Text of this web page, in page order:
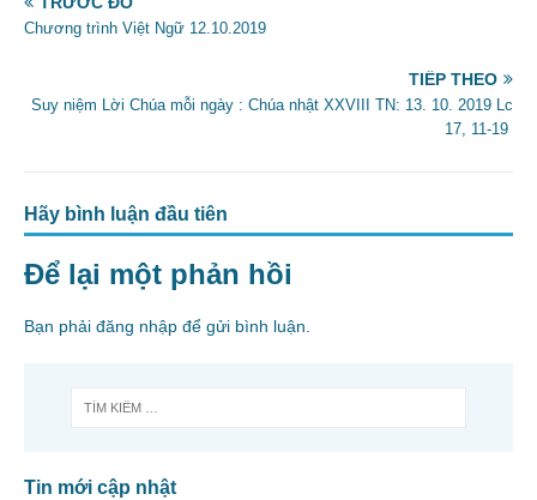
o
Chương trình Việt Ngữ 12.10.2019
TIẾP THEO
Suy niệm Lời Chúa mỗi ngày : Chúa nhật XXVIII TN: 13. 10. 2019 Lc
17, 11-19
Hãy bình luận đầu tiên
Để lại một phản hồi
Bạn phải đăng nhập để gửi bình luận.
Tin mới cập nhật